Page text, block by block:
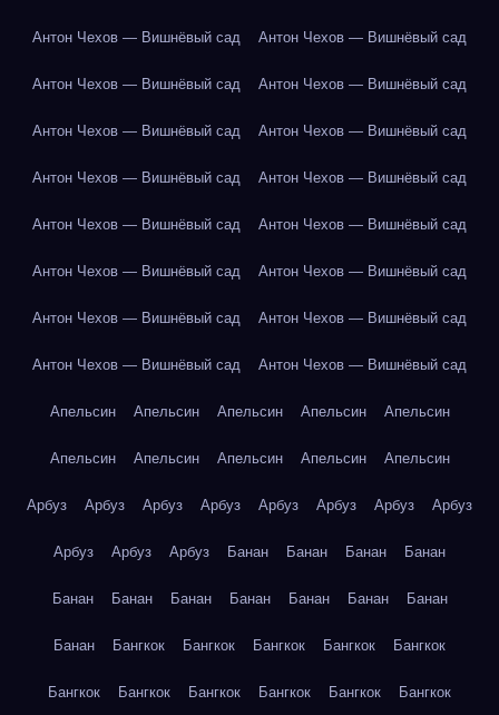
Антон Чехов — Вишнёвый сад Антон Чехов — Вишнёвый сад
Антон Чехов — Вишнёвый сад Антон Чехов — Вишнёвый сад
Антон Чехов — Вишнёвый сад Антон Чехов — Вишнёвый сад
Антон Чехов — Вишнёвый сад Антон Чехов — Вишнёвый сад
Антон Чехов — Вишнёвый сад Антон Чехов — Вишнёвый сад
Антон Чехов — Вишнёвый сад Антон Чехов — Вишнёвый сад
Антон Чехов — Вишнёвый сад Антон Чехов — Вишнёвый сад
Антон Чехов — Вишнёвый сад Антон Чехов — Вишнёвый сад
Апельсин Апельсин Апельсин Апельсин Апельсин
Апельсин Апельсин Апельсин Апельсин Апельсин
Арбуз Арбуз Арбуз Арбуз Арбуз Арбуз Арбуз Арбуз
Арбуз Арбуз Арбуз Банан Банан Банан Банан
Банан Банан Банан Банан Банан Банан Банан
Банан Бангкок Бангкок Бангкок Бангкок Бангкок
Бангкок Бангкок Бангкок Бангкок Бангкок Бангкок